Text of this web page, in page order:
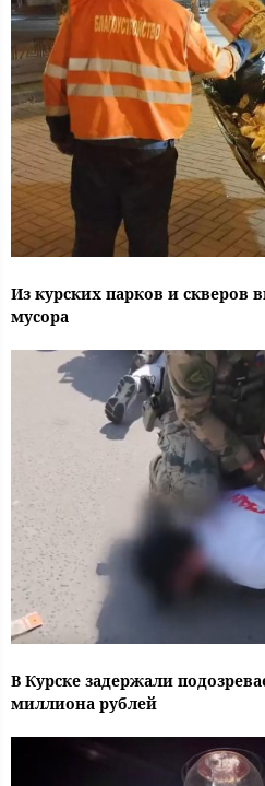
Из курских парков и скверов
мусора
В Курске задержали
миллиона рублей